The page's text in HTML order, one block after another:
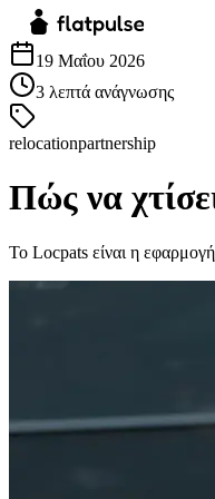
19 Μαΐου 2026
3 λεπτά ανάγνωσης
relocationpartnership
Πώς να
Το Locpats είναι η